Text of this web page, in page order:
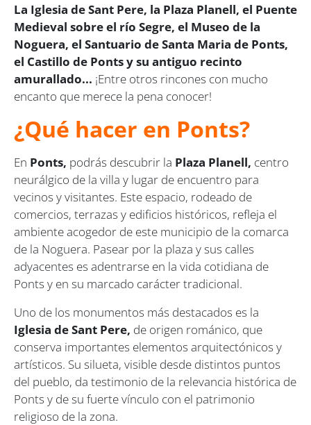
La Iglesia de Sant Pere, la Plaza Planell, el Puente
Medieval sobre el río Segre, el Museo de la
Noguera, el Santuario de Santa Maria de Ponts,
el Castillo de Ponts y su antiguo recinto
amurallado... ¡Entre otros rincones con mucho
encanto que merece la pena conocer!
¿Qué hacer en Ponts?
En Ponts, podrás descubrir la Plaza Planell, centro
neurálgico de la villa y lugar de encuentro para
vecinos y visitantes. Este espacio, rodeado de
comercios, terrazas y edificios históricos, refleja el
ambiente acogedor de este municipio de la comarca
de la Noguera. Pasear por la plaza y sus calles
adyacentes es adentrarse en la vida cotidiana de
Ponts y en su marcado carácter tradicional.
Uno de los monumentos más destacados es la
Iglesia de Sant Pere, de origen románico, que
conserva importantes elementos arquitectónicos y
artísticos. Su silueta, visible desde distintos puntos
del pueblo, da testimonio de la relevancia histórica de
Ponts y de su fuerte vínculo con el patrimonio
religioso de la zona.